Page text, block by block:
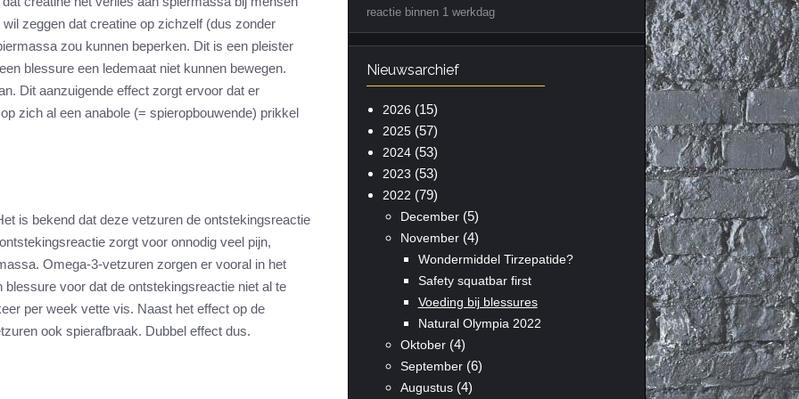
zeggen dat creatine op zichzelf (dus zonder
zou kunnen beperken. Dit is een pleister
blessure een ledemaat niet kunnen bewegen.
Dit aanzuigende effect zorgt ervoor dat er
zich al een anabole (= spieropbouwende) prikkel
is bekend dat deze vetzuren de ontstekingsreactie
zorgt voor onnodig veel pijn,
Omega-3-vetzuren zorgen er vooral in het
voor dat de ontstekingsreactie niet al te
per week vette vis. Naast het effect op de
ook spierafbraak. Dubbel effect dus.
reactie binnen 1 werkdag
Nieuwsarchief
2026 (15)
2025(57)
2024(53)
2023 (53)
2022 (79)
December(5)
November(4)
Wondermiddel Tirzepatide?
Safety squatbar first
Voeding bij blessures
Natural Olympia 2022
Oktober(4)
September(6)
Augustus(4)